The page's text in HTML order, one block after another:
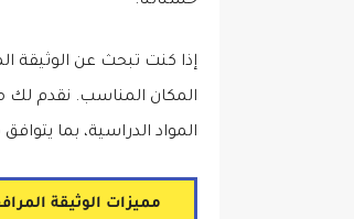
إذا كنت تبحث عن الوثيقة
المكان المناسب. نقدم لك
المواد الدراسية، بما
مميزات الوثيقة